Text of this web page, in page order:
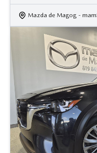
Mazda de Magog -